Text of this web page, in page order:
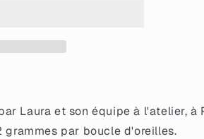
Laura et son équipe à l'atelier, à
grammes par boucle d'oreilles.